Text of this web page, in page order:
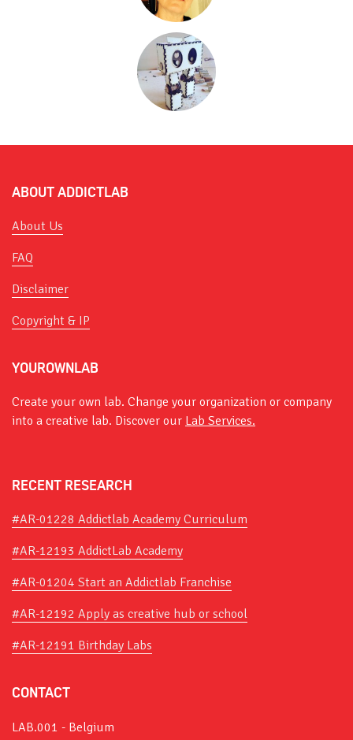
ABOUT ADDICTLAB
About Us
FAQ
Disclaimer
Copyright & IP
YOUROWNLAB
Create your own lab. Change your organization or company
into a creative lab. Discover our Lab Services.
RECENT RESEARCH
#AR-01228 Addictlab Academy Curriculum
#AR-12193 AddictLab Academy
#AR-01204 Start an Addictlab Franchise
#AR-12192 Apply as creative hub or school
#AR-12191 Birthday Labs
CONTACT
LAB.001 - Belgium